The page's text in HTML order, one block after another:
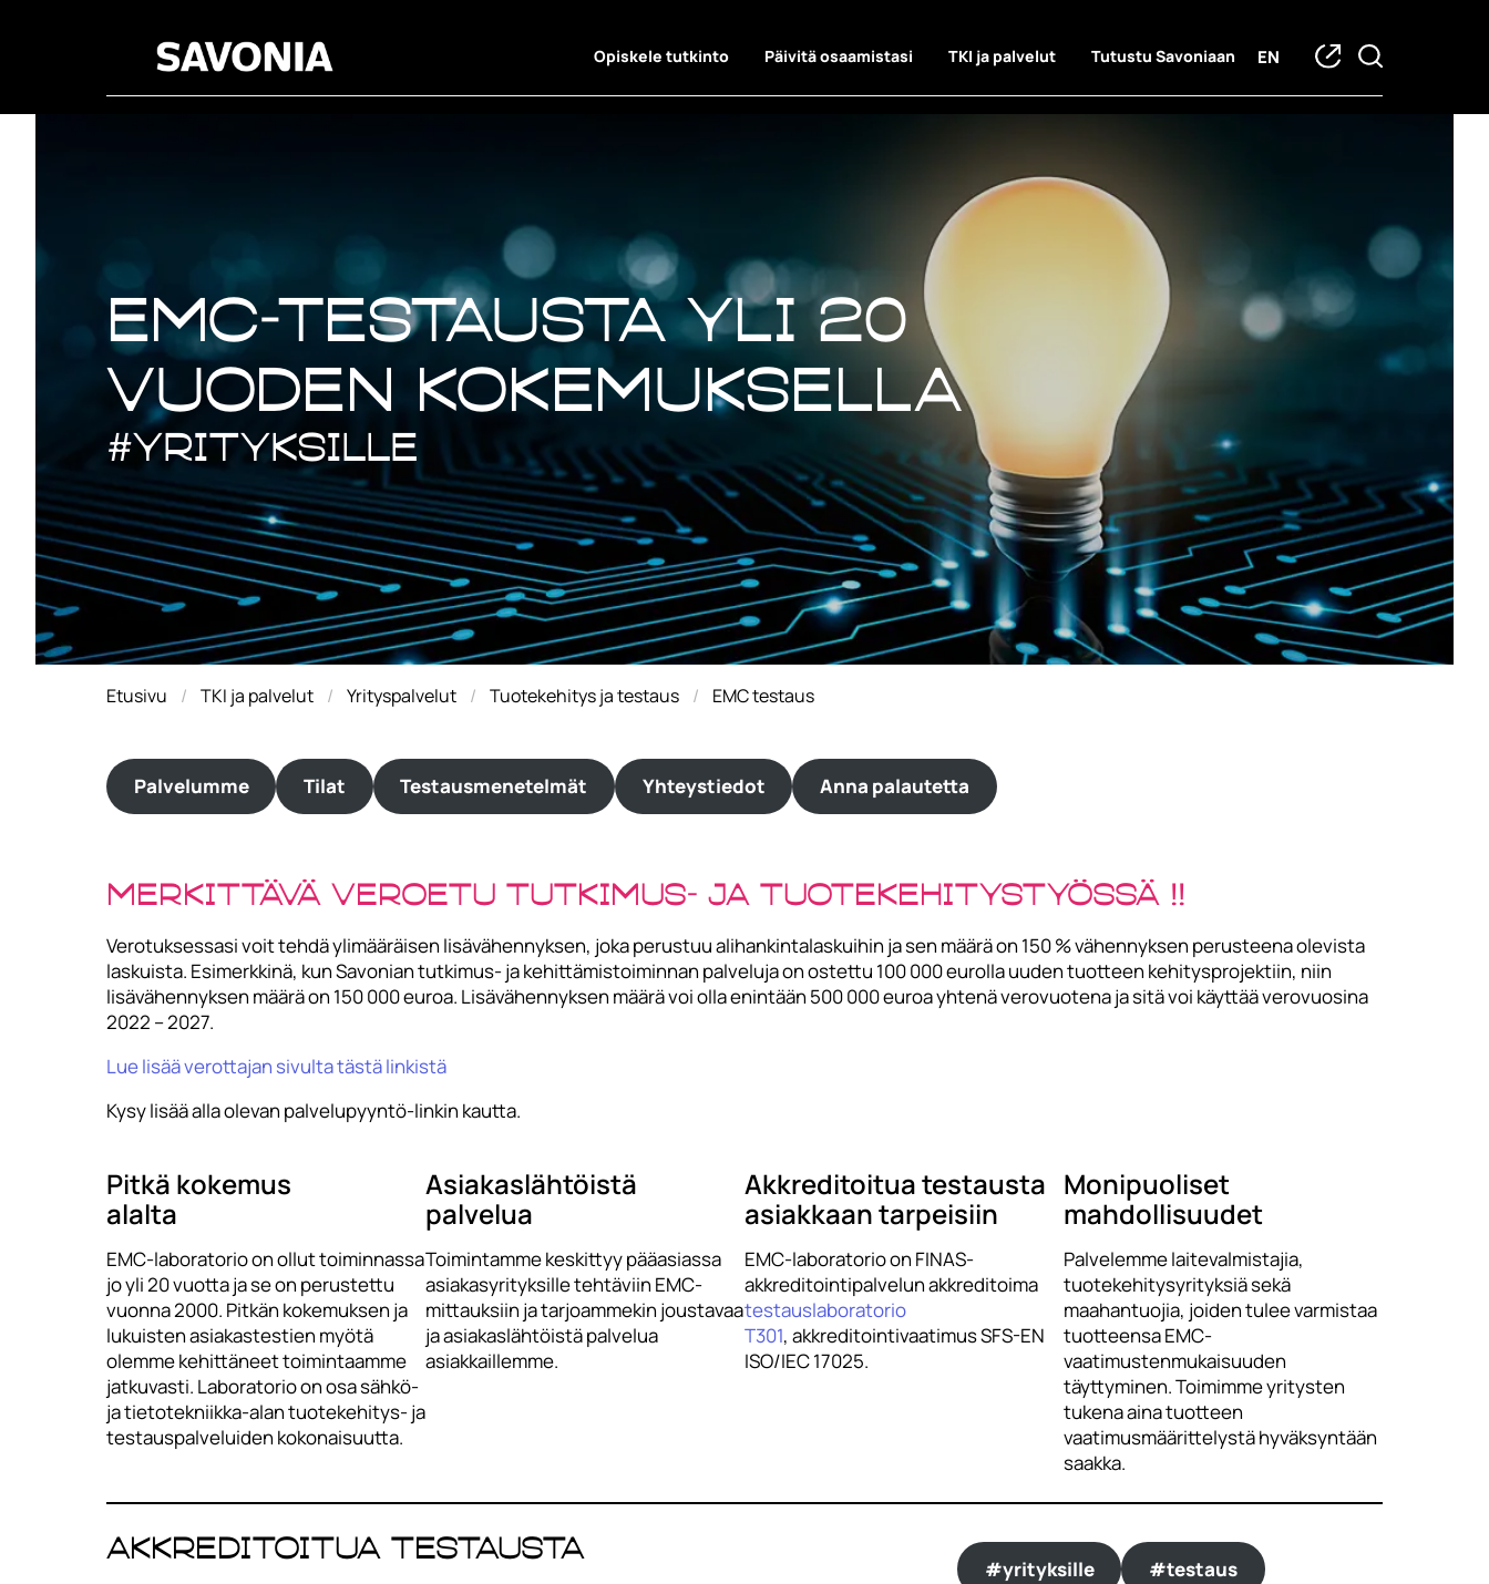
Opiskele tutkinto Päivitä osaamistasi TKI ja palvelut Tutustu Savoniaan EN
EMC-testausta yli 20
vuoden kokemuksella
#yrityksille
Etusivu TKI ja palvelut Yrityspalvelut Tuotekehitys ja testaus EMC testaus
Palvelumme Tilat Testausmenetelmät Yhteystiedot Anna palautetta
Merkittävä veroetu tutkimus- ja tuotekehitystyössä !!
Verotuksessasi voit tehdä ylimääräisen lisävähennyksen, joka perustuu alihankintalaskuihin ja sen määrä on 150 % vähennyksen perusteena olevista
laskuista. Esimerkkinä, kun Savonian tutkimus- ja kehittämistoiminnan palveluja on ostettu 100 000 eurolla uuden tuotteen kehitysprojektiin, niin
lisävähennyksen määrä on 150 000 euroa. Lisävähennyksen määrä voi olla enintään 500 000 euroa yhtenä verovuotena ja sitä voi käyttää verovuosina
2022 – 2027.
Lue lisää verottajan sivulta tästä linkistä
Kysy lisää alla olevan palvelupyyntö-linkin kautta.
Pitkä kokemus
alalta
EMC-laboratorio on ollut toiminnassa
jo yli 20 vuotta ja se on perustettu
vuonna 2000. Pitkän kokemuksen ja
lukuisten asiakastestien myötä
olemme kehittäneet toimintaamme
jatkuvasti. Laboratorio on osa sähkö-
ja tietotekniikka-alan tuotekehitys- ja
testauspalveluiden kokonaisuutta.
Asiakaslähtöistä
palvelua
Toimintamme keskittyy pääasiassa
asiakasyrityksille tehtäviin EMC-
mittauksiin ja tarjoammekin joustavaa
ja asiakaslähtöistä palvelua
asiakkaillemme.
Akkreditoitua testausta
asiakkaan tarpeisiin
EMC-laboratorio on FINAS-
akkreditointipalvelun akkreditoima
testauslaboratorio
T301, akkreditointivaatimus SFS-EN
ISO/IEC 17025.
Monipuoliset
mahdollisuudet
Palvelemme laitevalmistajia,
tuotekehitysyrityksiä sekä
maahantuojia, joiden tulee varmistaa
tuotteensa EMC-
vaatimustenmukaisuuden
täyttyminen. Toimimme yritysten
tukena aina tuotteen
vaatimusmäärittelystä hyväksyntään
saakka.
Akkreditoitua testausta
#yrityksille #testaus